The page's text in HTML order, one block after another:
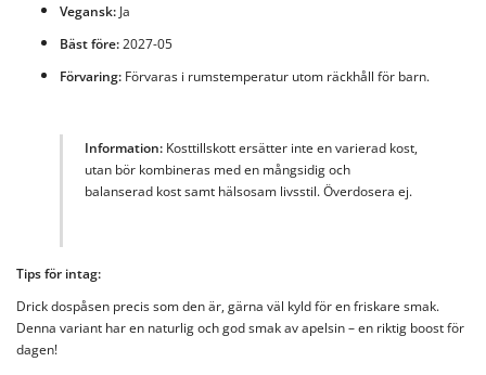
Vegansk: Ja
Bäst före:2027-05
Förvaring: Förvaras i rumstemperatur utom räckhåll för barn.
Information: Kosttillskott ersätter inte en varierad kost,
utan bör kombineras med en mångsidig och
balanserad kost samt hälsosam livsstil. Överdosera ej.
Tips för intag:
Drick dospåsen precis som den är, gärna väl kyld för en friskare smak.
Denna variant har en naturlig och god smak av apelsin – en riktig boost för
dagen!